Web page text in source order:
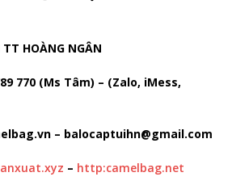
TT HOÀNG NGÂN
770 (Ms Tâm) – (Zalo, iMess,
– balocaptuihn@gmail.com
– http:camelbag.net